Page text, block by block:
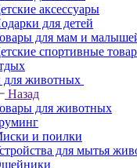
аксессуары
для детей
для мам и
спортивные
для животных
Назад
для животных
и поилки
для мытья